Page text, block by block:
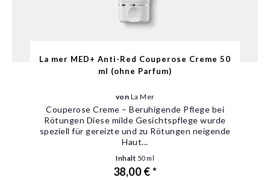
La mer MED+ Anti-Red Couperose Creme 50
ml (ohne Parfum)
von La Mer
Couperose Creme – Beruhigende Pflege bei
Rötungen Diese milde Gesichtspflege wurde
speziell für gereizte und zu Rötungen neigende
Haut...
Inhalt 50 ml
38,00 € *